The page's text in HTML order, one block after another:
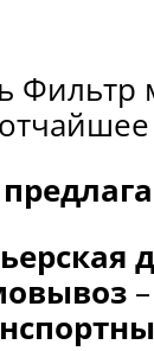
Фильтр